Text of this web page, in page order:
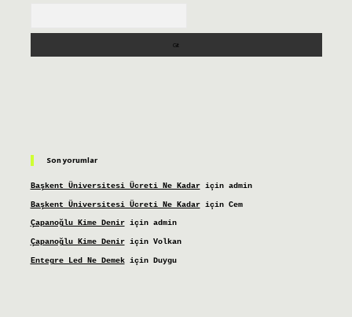
Son yorumlar
Başkent Üniversitesi Ücreti Ne Kadariçin admin
Başkent Üniversitesi Ücreti Ne Kadariçin Cem
Çapanoğlu Kime Deniriçin admin
Çapanoğlu Kime Deniriçin Volkan
Entegre Led Ne Demekiçin Duygu